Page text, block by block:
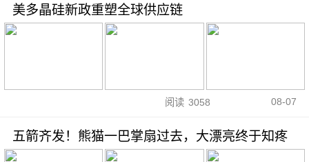
美多晶硅新政重塑全球供应链
阅读 3058 08-07
五箭齐发！熊猫一巴掌扇过去，大漂亮终于知疼